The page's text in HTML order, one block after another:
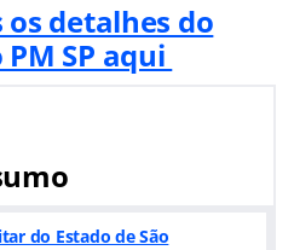
os detalhes do
SP aqui
do Estado de São